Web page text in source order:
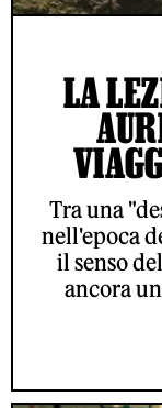
LA
Tra una
nell'epoca
il senso
ancora